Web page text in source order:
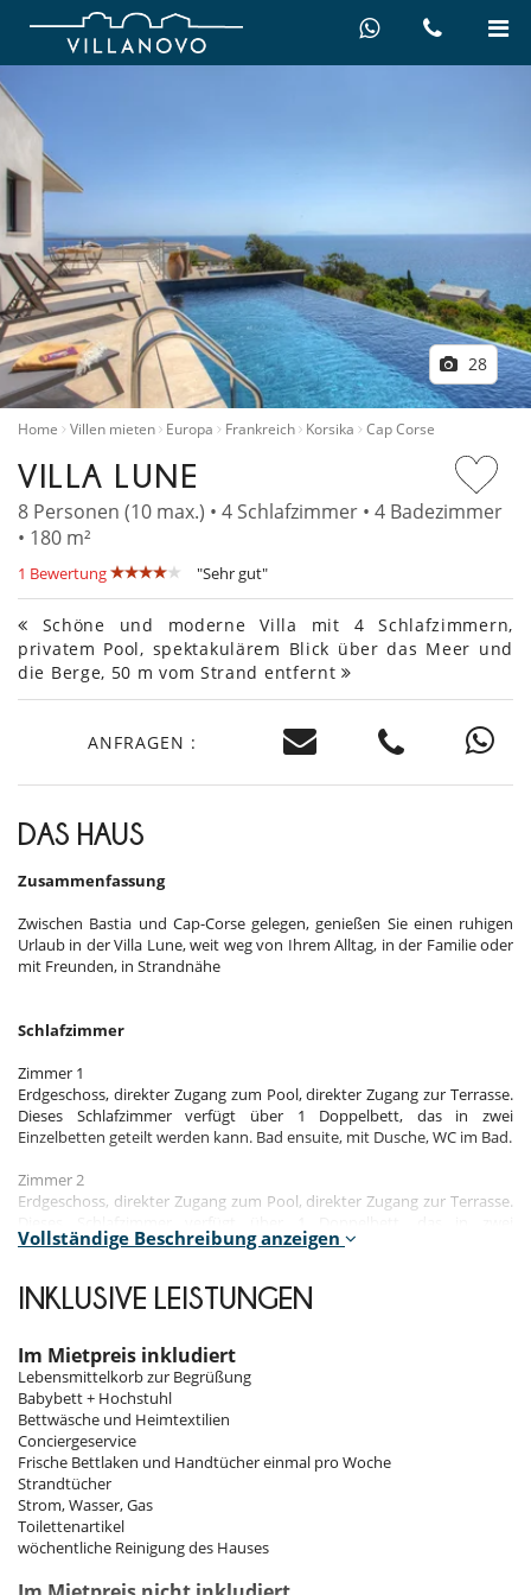
28
Home Villen mieten Europa Frankreich Korsika Cap Corse
VILLA LUNE
8 Personen (10 max.) • 4 Schlafzimmer • 4 Badezimmer
• 180 m²
1 Bewertung "Sehr gut"
Schöne und moderne Villa mit 4 Schlafzimmern,
privatem Pool, spektakulärem Blick über das Meer und
die Berge, 50 m vom Strand entfernt
ANFRAGEN :
DAS HAUS
Zusammenfassung
Zwischen Bastia und Cap-Corse gelegen, genießen Sie einen ruhigen
Urlaub in der Villa Lune, weit weg von Ihrem Alltag, in der Familie oder
mit Freunden, in Strandnähe
Schlafzimmer
Zimmer 1
Erdgeschoss, direkter Zugang zum Pool, direkter Zugang zur Terrasse.
Dieses Schlafzimmer verfügt über 1 Doppelbett, das in zwei
Einzelbetten geteilt werden kann. Bad ensuite, mit Dusche, WC im Bad.
Zimmer 2
Erdgeschoss, direkter Zugang zum Pool, direkter Zugang zur Terrasse.
Einzelbetten konfiguriert werden kann. Bad ensuite, mit Dusche. WC
Zimmer 3
Dieses Schlafzimmer verfügt über 1 Doppelbett, das in zwei
Einzelbetten konfiguriert werden kann. Bad ensuite, mit Dusche, WC
im Bad.
Zimmer 4
1. Stock. Das Schlafzimmer verfügt über 2 Betten, darunter 1
Doppelbett und 1 Schlafsofa. Bad ensuite, mit Dusche, WC im Bad, TV.
Innenbereich
Die sehr gepflegte Dekoration und die Qualität der Ausstattung sorgen
Vollständige Beschreibung anzeigen
INKLUSIVE LEISTUNGEN
Im Mietpreis inkludiert
Lebensmittelkorb zur Begrüßung
Babybett + Hochstuhl
Bettwäsche und Heimtextilien
Conciergeservice
Frische Bettlaken und Handtücher einmal pro Woche
Strandtücher
Strom, Wasser, Gas
Toilettenartikel
wöchentliche Reinigung des Hauses